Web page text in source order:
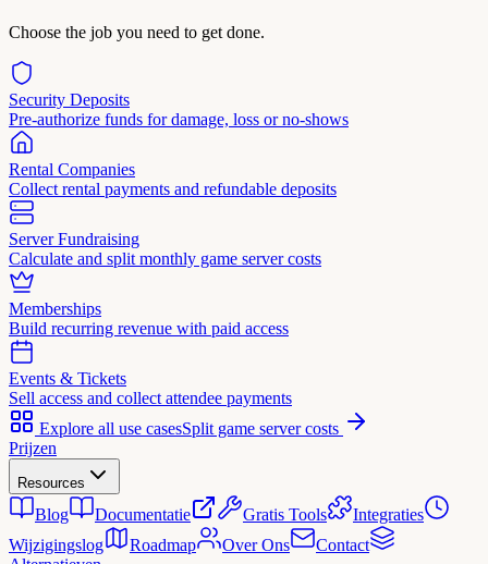
Choose the job you need to get done.
Security Deposits
Pre-authorize funds for damage, loss or no-shows
Rental Companies
Collect rental payments and refundable deposits
Server Fundraising
Calculate and split monthly game server costs
Memberships
Build recurring revenue with paid access
Events & Tickets
Sell access and collect attendee payments
Explore all use casesSplit game server costs
Prijzen
Resources
Blog Documentatie Gratis Tools
Integraties
Wijzigingslog
Roadmap Over Ons
Contact